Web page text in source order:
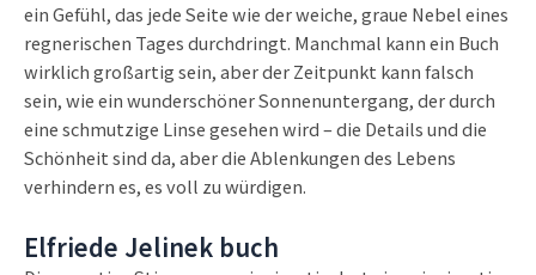
ein Gefühl, das jede Seite wie der weiche, graue Nebel eines
regnerischen Tages durchdringt. Manchmal kann ein Buch
wirklich großartig sein, aber der Zeitpunkt kann falsch
sein, wie ein wunderschöner Sonnenuntergang, der durch
eine schmutzige Linse gesehen wird – die Details und die
Schönheit sind da, aber die Ablenkungen des Lebens
verhindern es, es voll zu würdigen.
Elfriede Jelinek buch